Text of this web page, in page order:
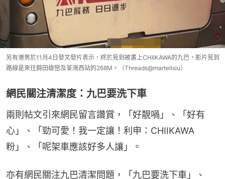
另有港男於11月4日發文發片表示，終於見到被畫上CHIIKAWA的九巴，影片見到
路線是來往錦田峻巒及荃灣西站的268M。（Threads@martellsiu）
網民關注清潔度：九巴要洗下車
兩則帖文引來網民留言讚賞，「好靚喎」、「好有
心」、「勁可愛！我一定讓！利申：CHIIKAWA
粉」、「呢架車應該好多人讓」。
亦有網民關注九巴清潔問題，「九巴要洗下車」、